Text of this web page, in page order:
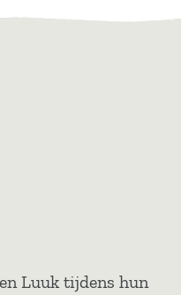
Luuk tijdens hun